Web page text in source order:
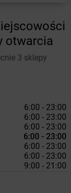
otwarcia
3 sklepy
6:00 - 23:00
6:00 - 23:00
6:00 - 23:00
6:00 - 23:00
6:00 - 23:00
6:00 - 23:00
9:00 - 21:00